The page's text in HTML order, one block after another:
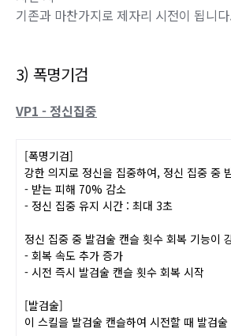
은 버전의 VP입니다.
가 붙어있습니다.
움짤은 따로 안 찍었지만 뒷쪽으로 이동
시전 시
기존과 마찬가지로 제자리 시전이 됩니다.
3) 폭명기검
VP1 - 정신집중
[폭명기검]